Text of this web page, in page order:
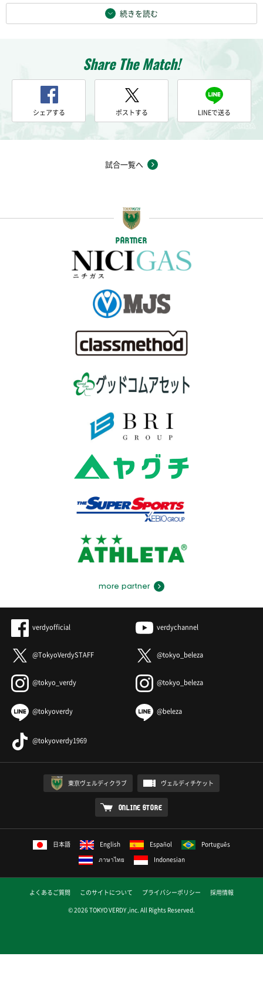
続きを読む
Share The Match!
シェアする ポストする LINEで送る
試合一覧へ
PARTNER
more partner
verdyofficial verdychannel
@TokyoVerdySTAFF @tokyo_beleza
@tokyo_verdy @tokyo_beleza
@tokyoverdy @beleza
@tokyoverdy1969
東京ヴェルディクラブ ヴェルディチケット
ONLINE STORE
日本語 English Español
Português
ภาษาไทย
Indonesian
よくあるご質問 このサイトについて プライバシーポリシー
採用情報
© 2026 TOKYO VERDY ,inc. All Rights Reserved.